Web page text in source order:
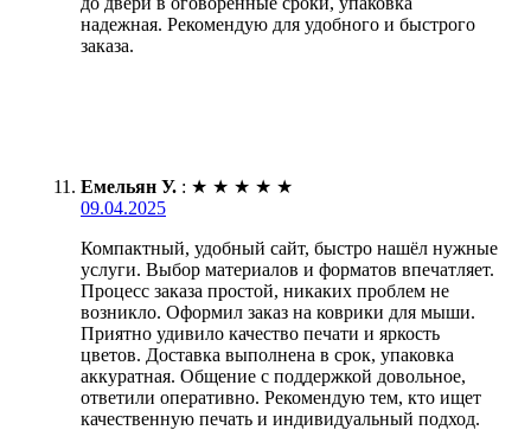
надежная. Рекомендую для удобного и быстрого
заказа.
Емельян У. : ★ ★ ★ ★ ★
09.04.2025
Компактный, удобный сайт, быстро нашёл нужные
услуги. Выбор материалов и форматов впечатляет.
Процесс заказа простой, никаких проблем не
возникло. Оформил заказ на коврики для мыши.
Приятно удивило качество печати и яркость
цветов. Доставка выполнена в срок, упаковка
аккуратная. Общение с поддержкой довольное,
ответили оперативно. Рекомендую тем, кто ищет
качественную печать и индивидуальный подход.